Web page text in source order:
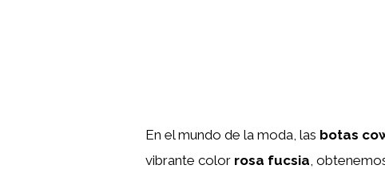
En el mundo de la moda, las botas
vibrante color rosa fucsia ,